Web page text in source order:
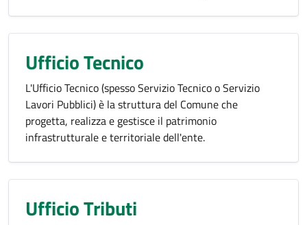
Ufficio Tecnico
L'Ufficio Tecnico (spesso Servizio Tecnico o Servizio
Lavori Pubblici) è la struttura del Comune che
progetta, realizza e gestisce il patrimonio
infrastrutturale e territoriale dell'ente.
Ufficio Tributi